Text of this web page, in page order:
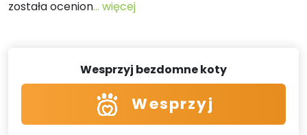
została ocenion... więcej
Wesprzyj bezdomne koty
Wesprzyj